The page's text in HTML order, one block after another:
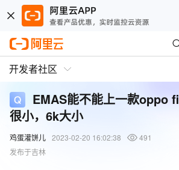
开发者社区
EMAS能不能上一款oppo
很小，6k大小
鸡蛋灌饼儿 2023-02-20 16:02:38
491
发布于吉林